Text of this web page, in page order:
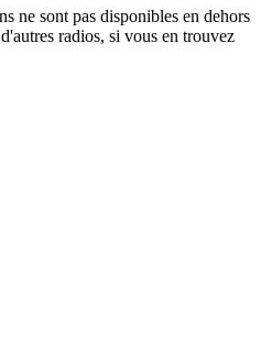
ne sont pas disponibles en dehors
radios, si vous en trouvez